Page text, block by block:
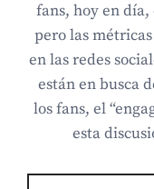
fans, hoy en
pero las
en las redes
están en busca
los fans, el
esta